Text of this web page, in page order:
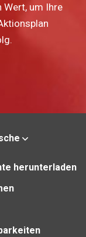
um Ihre
herunterladen